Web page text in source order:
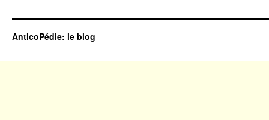
AnticoPédie: le blog